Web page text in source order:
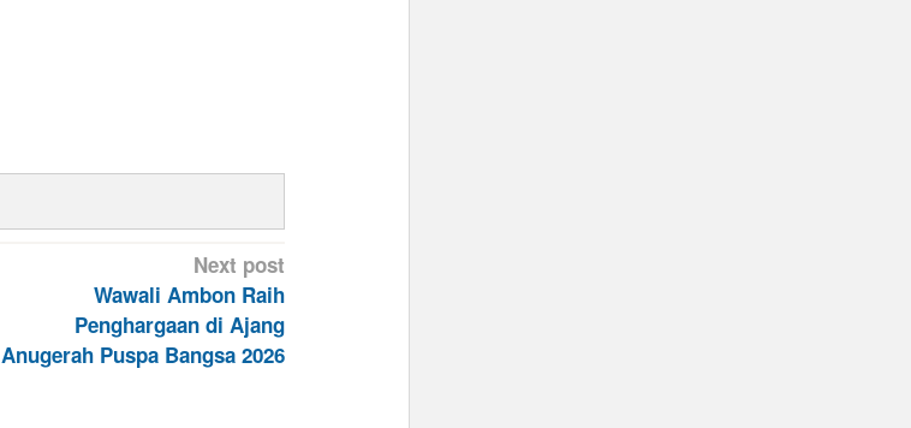
Next post
Wawali Ambon Raih
Penghargaan di Ajang
Anugerah Puspa Bangsa 2026